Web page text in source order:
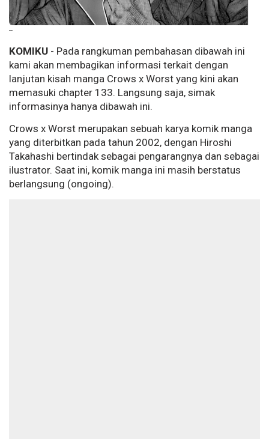
--
KOMIKU - Pada rangkuman pembahasan dibawah ini
kami akan membagikan informasi terkait dengan
lanjutan kisah manga Crows x Worst yang kini akan
memasuki chapter 133. Langsung saja, simak
informasinya hanya dibawah ini.
Crows x Worst merupakan sebuah karya komik manga
yang diterbitkan pada tahun 2002, dengan Hiroshi
Takahashi bertindak sebagai pengarangnya dan sebagai
ilustrator. Saat ini, komik manga ini masih berstatus
berlangsung (ongoing).